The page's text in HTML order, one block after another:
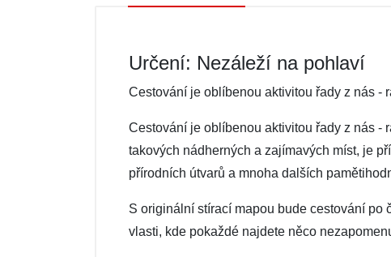
Určení: Nezáleží na pohlaví
Cestování je oblíbenou aktivitou řady z nás -
Cestování je oblíbenou aktivitou řady z nás -
takových nádherných a zajímavých míst, je
přírodních útvarů a mnoha dalších
S originální stírací mapou bude cestování
vlasti, kde pokaždé najdete něco